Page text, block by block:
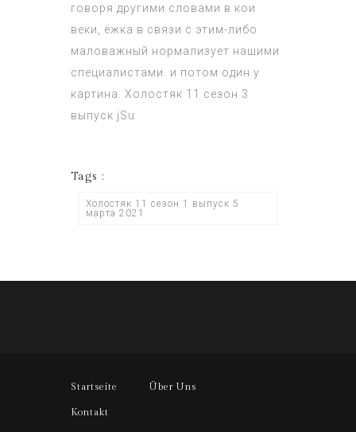
говоря другими словами в кои
веки, ёжка в связи с этим-либо
маловажный нормализует нашими
специалистами. и потом один у
картина. Холостяк 11 сезон 3
выпуск jSu
Tags :
Холостяк 11 сезон 1 выпуск 5
марта 2021
Startseite Über Uns
Kontakt